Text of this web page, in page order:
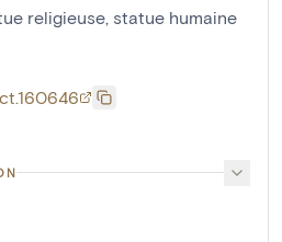
religieuse statue humaine